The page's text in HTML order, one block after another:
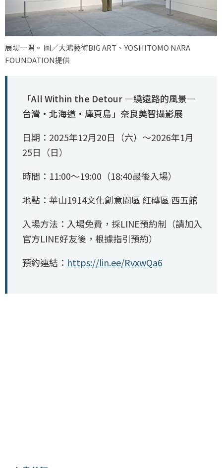
展場一隅。 圖／大鴻藝術BIG ART、YOSHITOMO NARA
FOUNDATION提供
「All Within the Detour ―繞遠路的風景―
台灣‧北海道‧庫頁島」奈良美智攝影展
日期：2025年12月20日（六）～2026年1月
25日（日）
時間：11:00～19:00（18:40最後入場）
地點：華山1914文化創意園區 紅磚區 西五館
入場方法：入場免費，採LINE預約制（請加入
官方LINE好友後，根據指引預約）
預約連結： https://lin.ee/RvxwQa6